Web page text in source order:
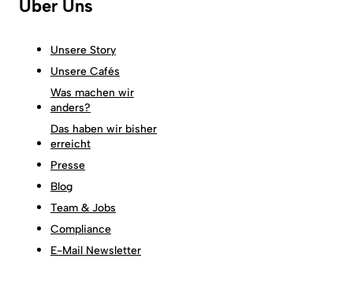
Über Uns
Unsere Story
Unsere Cafés
Was machen wir
anders?
Das haben wir bisher
erreicht
Presse
Blog
Team & Jobs
Compliance
E-Mail Newsletter